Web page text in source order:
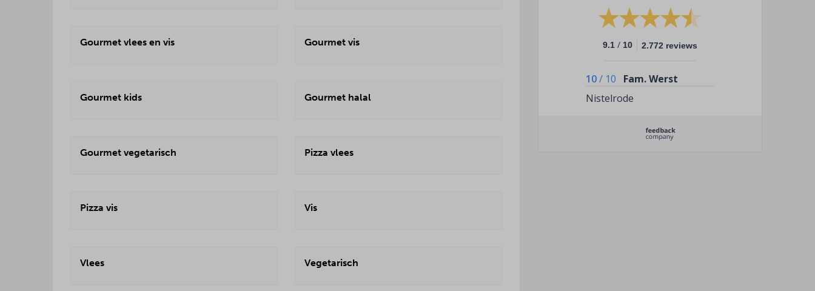
Gourmet vlees en vis Gourmet vis
Gourmet kids Gourmet halal
Gourmet vegetarisch Pizza vlees
Pizza vis Vis
Vlees Vegetarisch
9.1 / 10 2.772 reviews
10/ 10
Fam. Werst
Nistelrode